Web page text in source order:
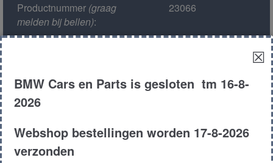
aantal
Productnummer(graag
melden bij bellen):
23066
Kleur :
475 - Saphir
Carroserie : Touring
☒
BMW Cars en Parts is gesloten tm 16-8-
2026
Webshop bestellingen worden 17-8-2026
verzonden